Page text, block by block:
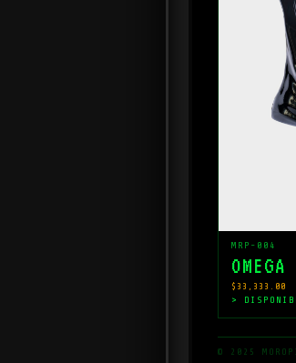
MRP-004
OMEGA
$33,333.00
>
© 2025